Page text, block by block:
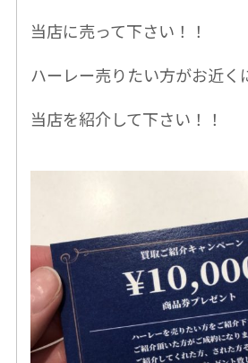
当店に売って下さい！！
ハーレー売りたい方がお近く
当店を紹介して下さい！！